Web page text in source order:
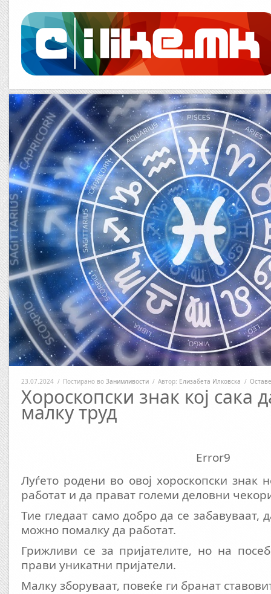
23.07.2024 / Постирано во Занимливости / Автор: Елизабета Илковска /
Хороскопски знак кој сака
малку труд
Error9
Луѓето родени во овој хороскопски знак
работат и да прават големи деловни
Тие гледаат само добро да се забавуваат,
можно помалку да работат.
Грижливи се за пријателите, но на
прави уникатни пријатели.
Малку зборуваат, повеќе ги бранат